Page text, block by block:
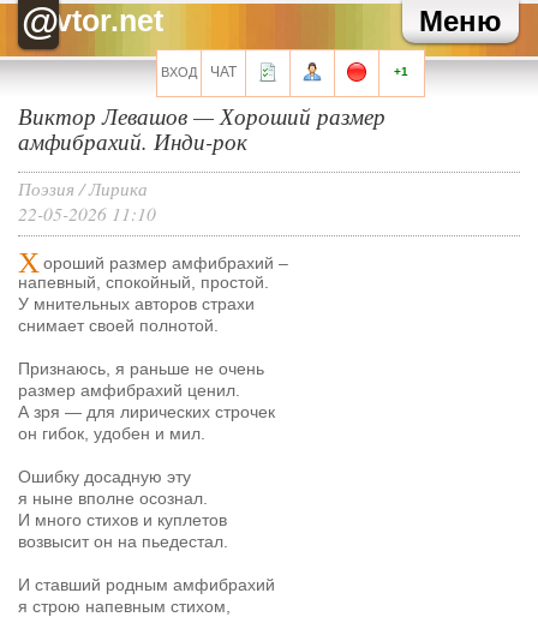
Меню
@vtor.net
Зайка
Как там твоя карьера?
Зайка
Хаммер, привет!
Хелла Черноушева
И трехведерная клизма для профилактики
Художнику тоже иногда нужен окулист...
Все сообщения мини-чата
Запомнить?
Регистрация
Забыли свой пароль?
Перейти на полную версию
ВХОД ЧАТ +1
Виктор Левашов— Хороший размер
амфибрахий. Инди-рок
Поэзия /Лирика
22-05-2026 11:10
Х ороший размер амфибрахий –
напевный, спокойный, простой.
У мнительных авторов страхи
снимает своей полнотой.
Признаюсь, я раньше не очень
размер амфибрахий ценил.
А зря — для лирических строчек
он гибок, удобен и мил.
Ошибку досадную эту
я ныне вполне осознал.
И много стихов и куплетов
возвысит он на пьедестал.
И ставший родным амфибрахий
я строю напевным стихом,